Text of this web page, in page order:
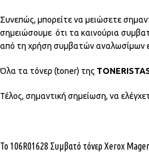
Συνεπώς, μπορείτε να μειώσετε
σημειώσουμε ότι τα καινούρια
από τη χρήση συμβατών αναλωσίμων
Όλα τα τόνερ (toner) της
Τέλος, σημαντική σημείωση, να
Το 106R01628 Συμβατό τόνερ Xerox